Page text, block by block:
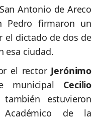
Antonio de Areco
Pedro firmaron un
el dictado de dos de
esa ciudad.
el rector Jerónimo
municipal Cecilio
estuvieron
de la